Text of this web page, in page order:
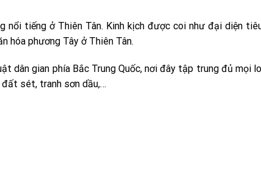
nổi tiếng ở Thiên Tân. Kinh kịch được coi như đại diện
hóa phương Tây ở Thiên Tân.
dân gian phía Bắc Trung Quốc, nơi đây tập trung đủ mọi
đất sét, tranh sơn dầu,…